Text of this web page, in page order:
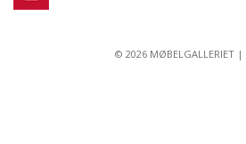
© 2026 MØBELGALLERIET |